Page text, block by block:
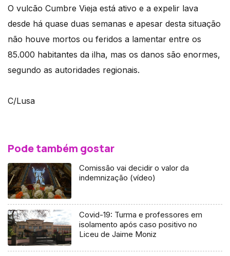
O vulcão Cumbre Vieja está ativo e a expelir lava
desde há quase duas semanas e apesar desta situação
não houve mortos ou feridos a lamentar entre os
85.000 habitantes da ilha, mas os danos são enormes,
segundo as autoridades regionais.
C/Lusa
Pode também gostar
Comissão vai decidir o valor da
indemnização (vídeo)
Covid-19: Turma e professores em
isolamento após caso positivo no
Liceu de Jaime Moniz